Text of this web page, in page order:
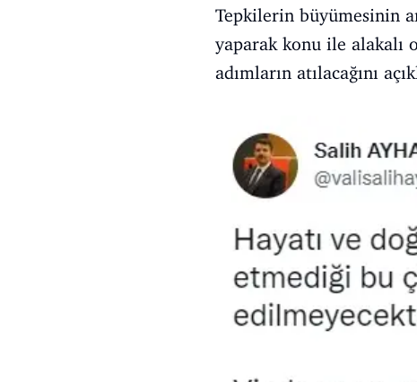
Tepkilerin büyümesinin
yaparak konu ile alakalı
adımların atılacağını